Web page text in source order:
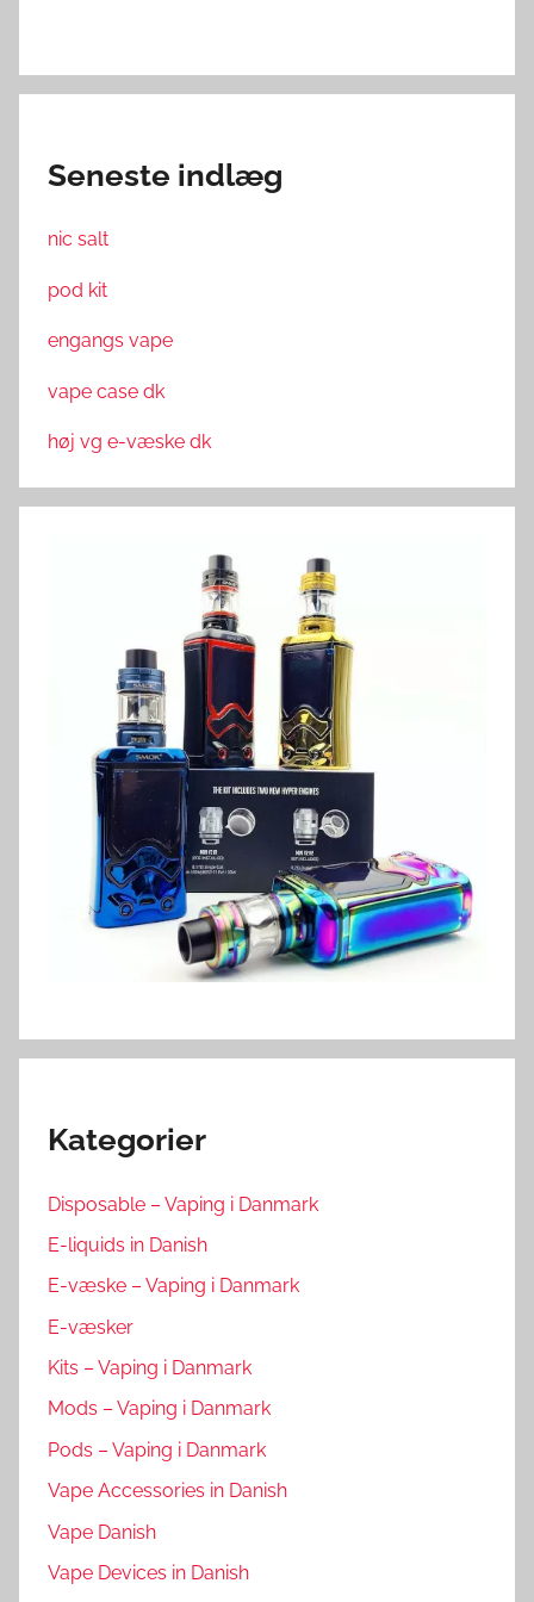
Seneste indlæg
nic salt
pod kit
engangs vape
vape case dk
høj vg e-væske dk
Kategorier
Disposable – Vaping i Danmark
E-liquids in Danish
E-væske – Vaping i Danmark
E-væsker
Kits – Vaping i Danmark
Mods – Vaping i Danmark
Pods – Vaping i Danmark
Vape Accessories in Danish
Vape Danish
Vape Devices in Danish